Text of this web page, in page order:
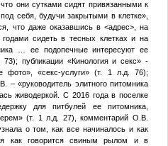
они сутками сидят привязанными к
себя, будучи закрытыми в клетке»,
что даже оказавшись в <адрес>, на
сидеть в тесных клетках и на
… ее подопечные интересуют ее
публикации «Кинология и секс» -
фото», «секс-услуги» (т. 1 л.д. 76);
– «руководитель элитного питомника
живодеркой. С 2016 года в поселке
для питбулей ее питомника,
(т. 1 л.д. 27), комментарийО.В.
о том, как все начиналось и как
как говорится свиным рылом и в